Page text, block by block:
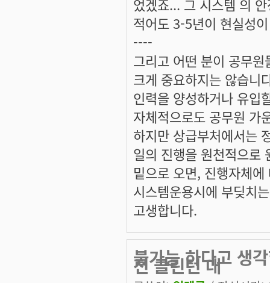
었겠죠... 그 시스템 의
적어도 3-5년이 현실성
----
그리고 어떤 분이 공무
크게 중요하지는 않습니
인력을 양성하거나 유입
자체적으로도 공무원 가
하지만 상급부처에서는
일의 진행을 원천적으로
밑으로 오면, 진행자체
시스템운용시에 부딪치
고생합니다.
불가능 하다고 생
전 클린턴 대